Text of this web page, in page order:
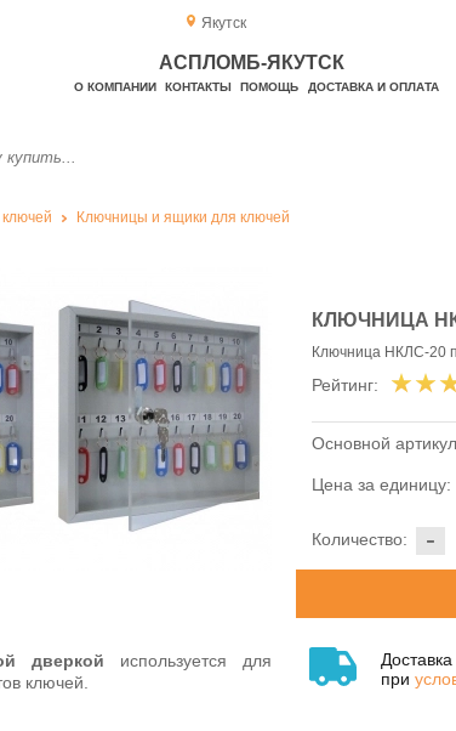
Якутск
АСПЛОМБ-ЯКУТСК
О КОМПАНИИ КОНТАКТЫ ПОМОЩЬ ДОСТАВКА И ОПЛАТА
Ключницы и ящики для ключей
КЛЮЧНИЦА
Ключница НКЛС-20
Рейтинг:
Основной
Цена за единицу:
-
Количество:
при
дверкой используется для
ключей.